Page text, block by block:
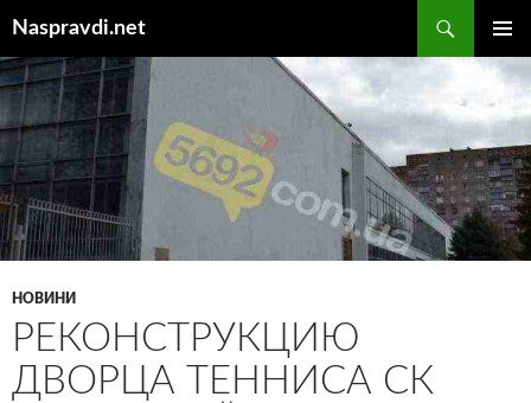
вмісту
Naspravdi.net
МЕНЮ
НОВИНИ
РЕКОНСТРУКЦИЮ
ДВОРЦА ТЕННИСА СК